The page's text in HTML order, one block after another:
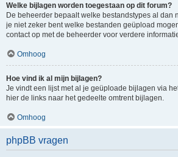
Welke bijlagen worden toegestaan op dit forum?
De beheerder bepaalt welke bestandstypes al dan
je niet zeker bent welke bestanden geüpload
contact op met de beheerder voor verdere
Omhoog
Hoe vind ik al mijn bijlagen?
Je vindt een lijst met al je geüploade bijlagen via
hier de links naar het gedeelte omtrent bijlagen.
Omhoog
phpBB vragen